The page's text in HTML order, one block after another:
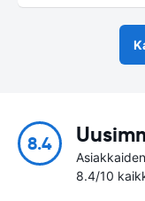
8.4
8.4/10